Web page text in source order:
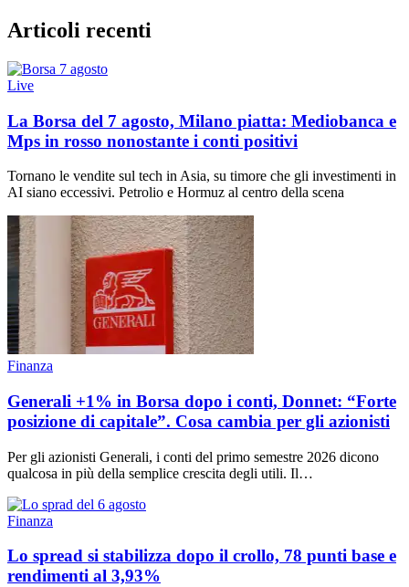
Articoli recenti
Live
La Borsa del 7 agosto, Milano piatta: Mediobanca e
Mps in rosso nonostante i conti positivi
Tornano le vendite sul tech in Asia, su timore che gli investimenti in
AI siano eccessivi. Petrolio e Hormuz al centro della scena
Finanza
Generali +1% in Borsa dopo i conti, Donnet: “Forte
posizione di capitale”. Cosa cambia per gli azionisti
Per gli azionisti Generali, i conti del primo semestre 2026 dicono
qualcosa in più della semplice crescita degli utili. Il…
Finanza
Lo spread si stabilizza dopo il crollo, 78 punti base e
rendimenti al 3,93%